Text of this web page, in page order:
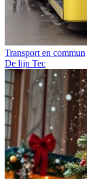
Transport en commun
De lijn Tec